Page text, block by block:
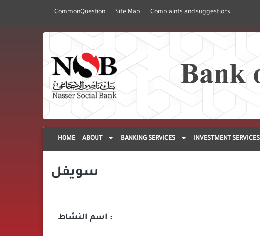
CommonQuestion Site Map Complaints and suggestions
HOME ABOUT BANKING SERVICES INVESTMENT SERVICES
سويفل
اسم النشاط :